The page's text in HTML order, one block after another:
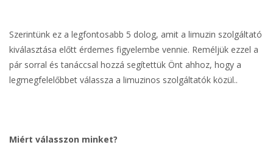
Szerintünk ez a legfontosabb 5 dolog, amit a limuzin szolgáltató
kiválasztása előtt érdemes figyelembe vennie. Reméljük ezzel a
pár sorral és tanáccsal hozzá segítettük Önt ahhoz, hogy a
legmegfelelőbbet válassza a limuzinos szolgáltatók közül..
Miért válasszon minket?